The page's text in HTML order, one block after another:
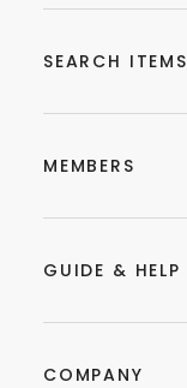
SEARCH ITEMS
MEMBERS
GUIDE & HELP
COMPANY